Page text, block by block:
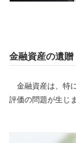
金融資産の遺贈
金融資産は、特
評価の問題が生じ